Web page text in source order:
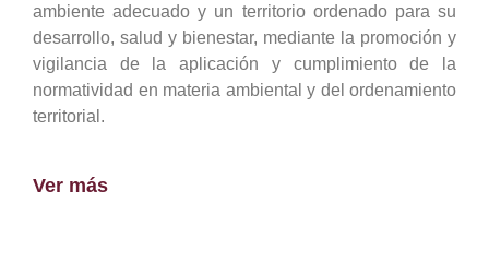
ambiente adecuado y un territorio ordenado para su
desarrollo, salud y bienestar, mediante la promoción y
vigilancia de la aplicación y cumplimiento de la
normatividad en materia ambiental y del ordenamiento
territorial.
Ver más